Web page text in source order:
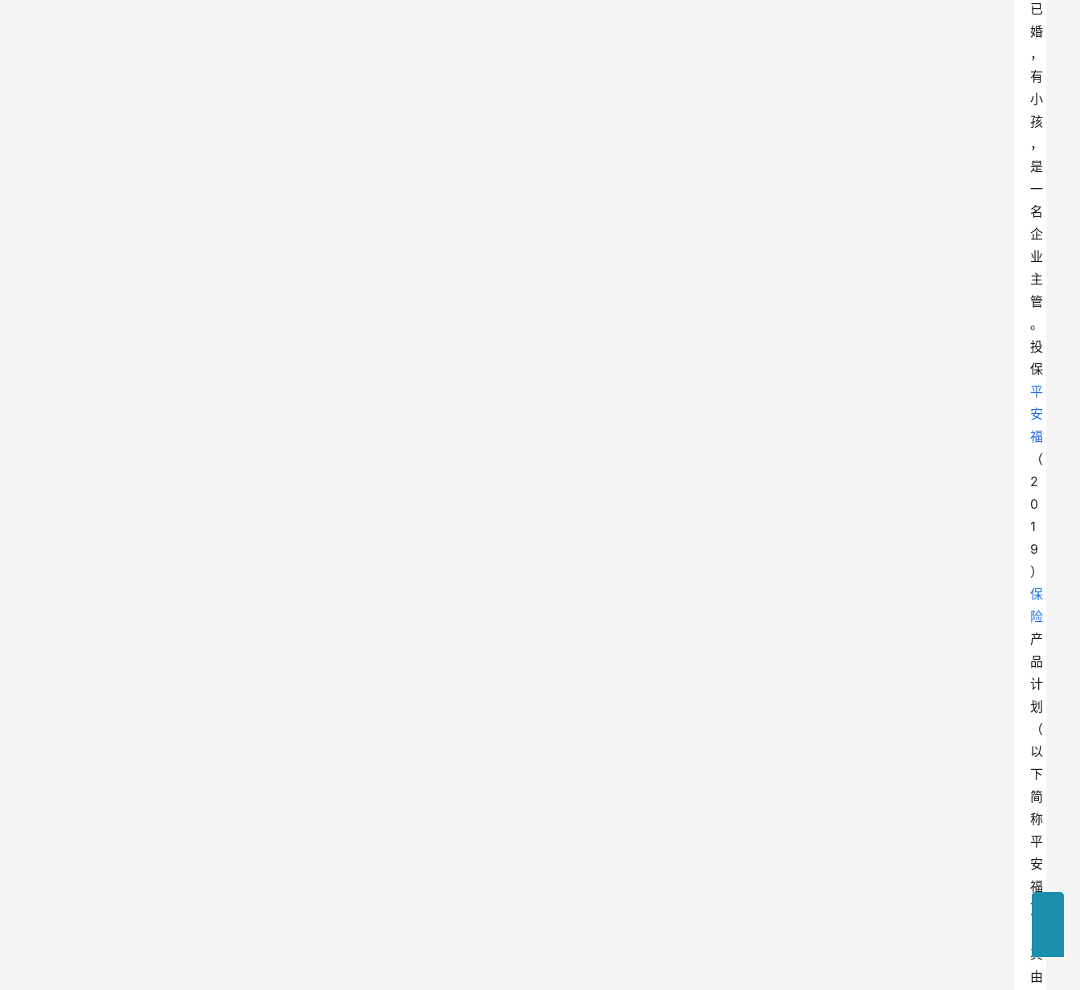
已
婚
，
有
小
孩
，
是
一
名
企
业
主
管
。
投
保
平
安
福
（
2
0
1
9
）
保
险
产
品
计
划
（
以
下
简
称
平
安
福
）
其
由